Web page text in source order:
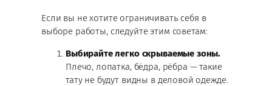
Если вы не хотите ограничивать себя в
выборе работы, следуйте этим советам:
Выбирайте легко скрываемые зоны.
Плечо, лопатка, бёдра, рёбра — такие
тату не будут видны в деловой одежде.